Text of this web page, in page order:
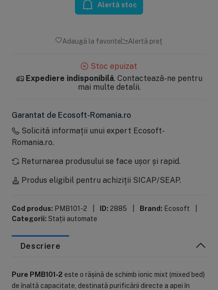
Alertă stoc
Adaugă la favorite Alertă preț
Stoc epuizat
Expediere indisponibilă. Contactează-ne pentru
mai multe detalii.
Garantat de Ecosoft-Romania.ro
Solicită informații unui expert Ecosoft-
Romania.ro.
Returnarea produsului se face ușor și rapid.
Produs eligibil pentru achiziții SICAP/SEAP.
Cod produs: PMB101-2 ID: 2885 Brand: Ecosoft
Categorii: Stații automate
Descriere
Pure PMB101-2 este o rășină de schimb ionic mixt (mixed bed)
de înaltă capacitate, destinată purificării directe a apei în